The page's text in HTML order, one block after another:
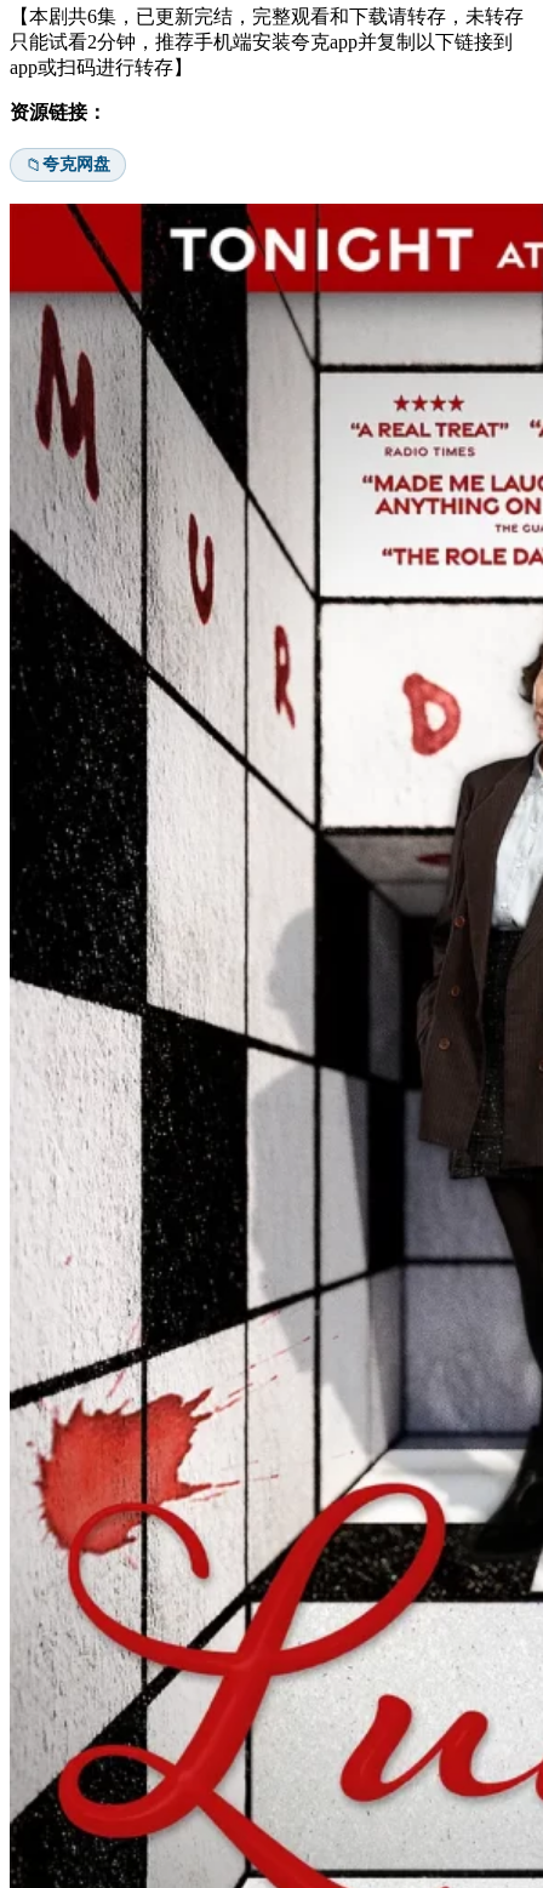
【本剧共6集，已更新完结，完整观看和下载请转存，未转存
只能试看2分钟，推荐手机端安装夸克app并复制以下链接到
app或扫码进行转存】
资源链接：
📁夸克网盘